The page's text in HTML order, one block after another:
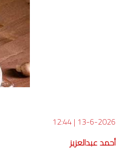
13-6-2026
|
12:44
أحمد عبدالعزيز